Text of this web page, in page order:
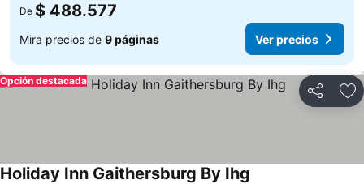
De $ 488.577
Mira precios de 9 páginas Ver precios
Compartir
Opción destacada
Holiday Inn Gaithersburg By Ihg